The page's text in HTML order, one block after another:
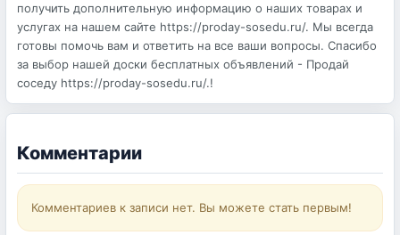
получить дополнительную информацию о наших товарах и
услугах на нашем сайте https://proday-sosedu.ru/. Мы всегда
готовы помочь вам и ответить на все ваши вопросы. Спасибо
за выбор нашей доски бесплатных объявлений - Продай
соседу https://proday-sosedu.ru/.!
Комментарии
Комментариев к записи нет. Вы можете стать первым!